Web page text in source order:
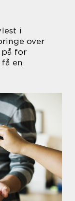
i
over
for
en